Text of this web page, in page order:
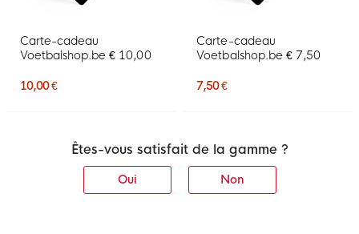
Carte-cadeau
Voetbalshop.be € 10,00
10,00 €
Carte-cadeau
Voetbalshop.be € 7,50
7,50 €
Êtes-vous satisfait de la gamme ?
Oui Non